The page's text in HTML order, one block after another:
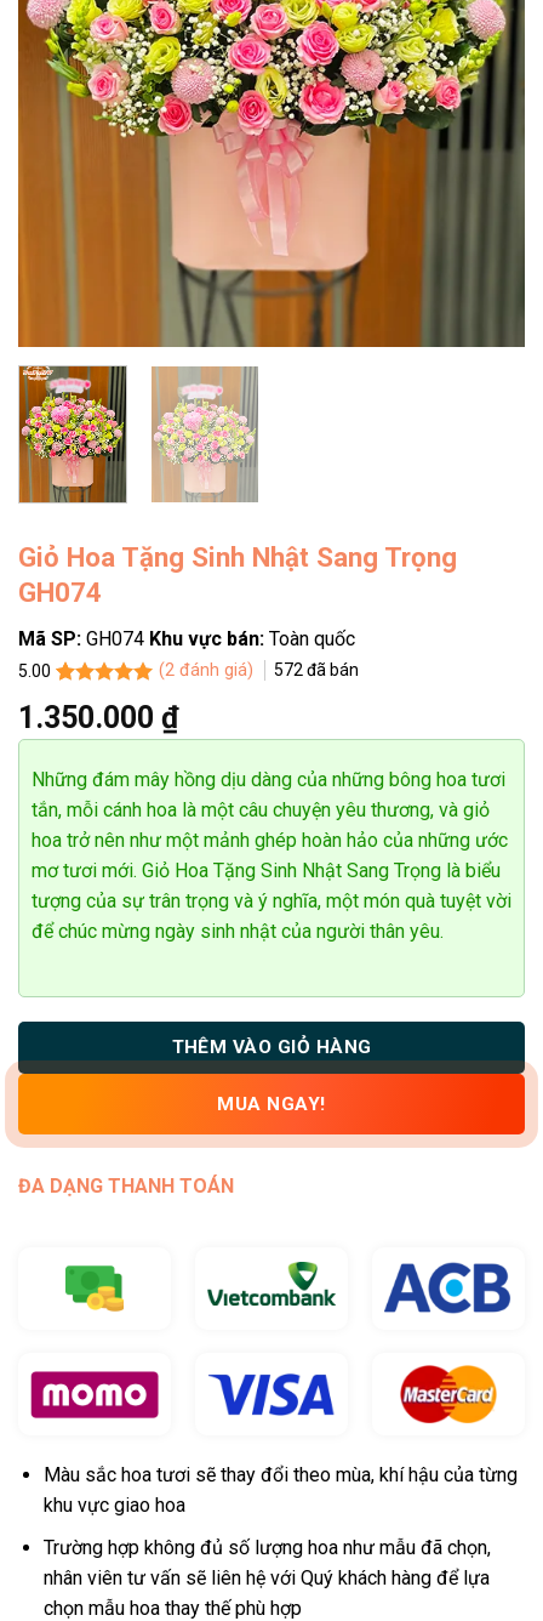
Giỏ Hoa Tặng Sinh Nhật Sang Trọng
GH074
Mã SP: GH074 Khu vực bán: Toàn quốc
5.00
dựa trên
đánh giá
(2đánh giá) 572đã bán
1.350.000 ₫
Những đám mây hồng dịu dàng của những bông hoa tươi
tắn, mỗi cánh hoa là một câu chuyện yêu thương, và giỏ
hoa trở nên như một mảnh ghép hoàn hảo của những ước
mơ tươi mới. Giỏ Hoa Tặng Sinh Nhật Sang Trọng là biểu
tượng của sự trân trọng và ý nghĩa, một món quà tuyệt vời
để chúc mừng ngày sinh nhật của người thân yêu.
THÊM VÀO GIỎ HÀNG
MUA NGAY!
ĐA DẠNG THANH TOÁN
Màu sắc hoa tươi sẽ thay đổi theo mùa, khí hậu của từng
khu vực giao hoa
Trường hợp không đủ số lượng hoa như mẫu đã chọn,
nhân viên tư vấn sẽ liên hệ với Quý khách hàng để lựa
chọn mẫu hoa thay thế phù hợp